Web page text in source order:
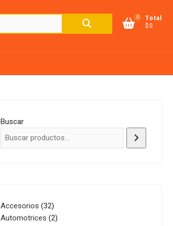
Buscar
0
Total
$0
Buscar
Accesorios 3232
productos
Automotrices 22